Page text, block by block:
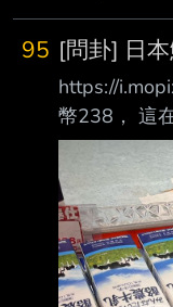
上班短短3天
垃圾，甚至
當場遭管委
無故解僱，
存在，並索
後，認定陳
止契約合法
其上班3天應
95 [問卦] 日
https://
幣238， 這
本鮮奶是標
-